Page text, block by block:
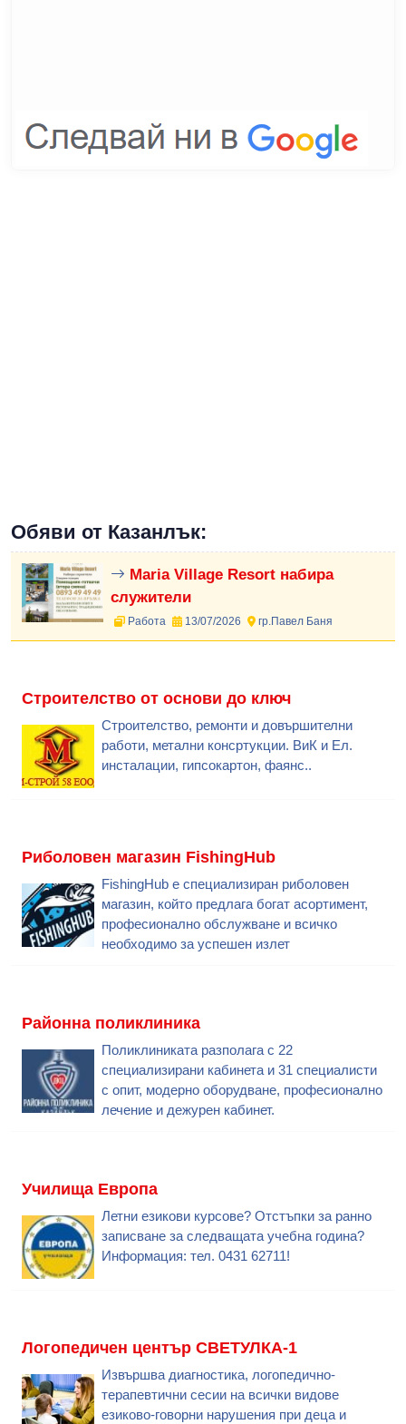
Обяви от Казанлък:
Maria Village Resort набира
служители
Работа 13/07/2026 гр.Павел Баня
Строителство от основи до ключ
Строителство, ремонти и довършителни
работи, метални консртукции. ВиК и Ел.
инсталации, гипсокартон, фаянс..
Риболовен магазин FishingHub
FishingHub е специализиран риболовен
магазин, който предлага богат асортимент,
професионално обслужване и всичко
необходимо за успешен излет
Районна поликлиника
Поликлиниката разполага с 22
специализирани кабинета и 31 специалисти
с опит, модерно оборудване, професионално
лечение и дежурен кабинет.
Училища Европа
Летни езикови курсове? Отстъпки за ранно
записване за следващата учебна година?
Информация: тел. 0431 62711!
Логопедичен център СВЕТУЛКА-1
Извършва диагностика, логопедично-
терапевтични сесии на всички видове
езиково-говорни нарушения при деца и